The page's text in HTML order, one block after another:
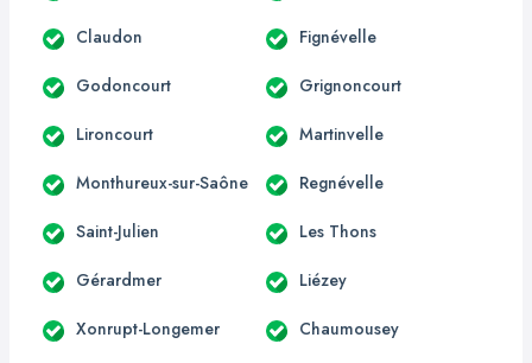
Claudon Fignévelle
Godoncourt Grignoncourt
Lironcourt Martinvelle
Monthureux-sur-Saône Regnévelle
Saint-Julien Les Thons
Gérardmer Liézey
Xonrupt-Longemer Chaumousey